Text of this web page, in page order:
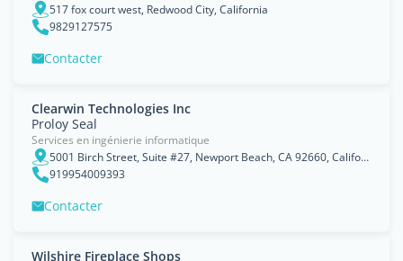
517 fox court west, Redwood City, California
9829127575
Contacter
Clearwin Technologies Inc
Proloy Seal
Services en ingénierie informatique
5001 Birch Street, Suite #27, Newport Beach, CA 92660, California
919954009393
Contacter
Wilshire Fireplace Shops